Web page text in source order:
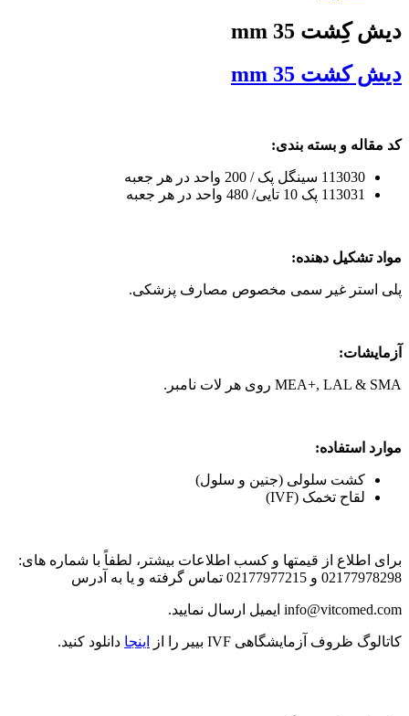
دیش کِشت 35 mm
دیش کشت 35 mm
کد مقاله و بسته بندی:
113030 سینگل پک / 200 واحد در هر جعبه
113031 پک 10 تایی/ 480 واحد در هر جعبه
مواد تشکیل دهنده:
پلی استر غیر سمی مخصوص مصارف پزشکی.
آزمایشات:
MEA+, LAL & SMA روی هر لات نامبر.
موارد استفاده:
کشت سلولی (جنین و سلول)
لقاح تخمک (IVF)
برای اطلاع از قیمتها و کسب اطلاعات بیشتر، لطفاً با شماره های:
02177978298 و 02177977215 تماس گرفته و یا به آدرس
info@vitcomed.com ایمیل ارسال نمایید.
کاتالوگ ظروف آزمایشگاهی IVF بییر را از اینجا دانلود کنید.